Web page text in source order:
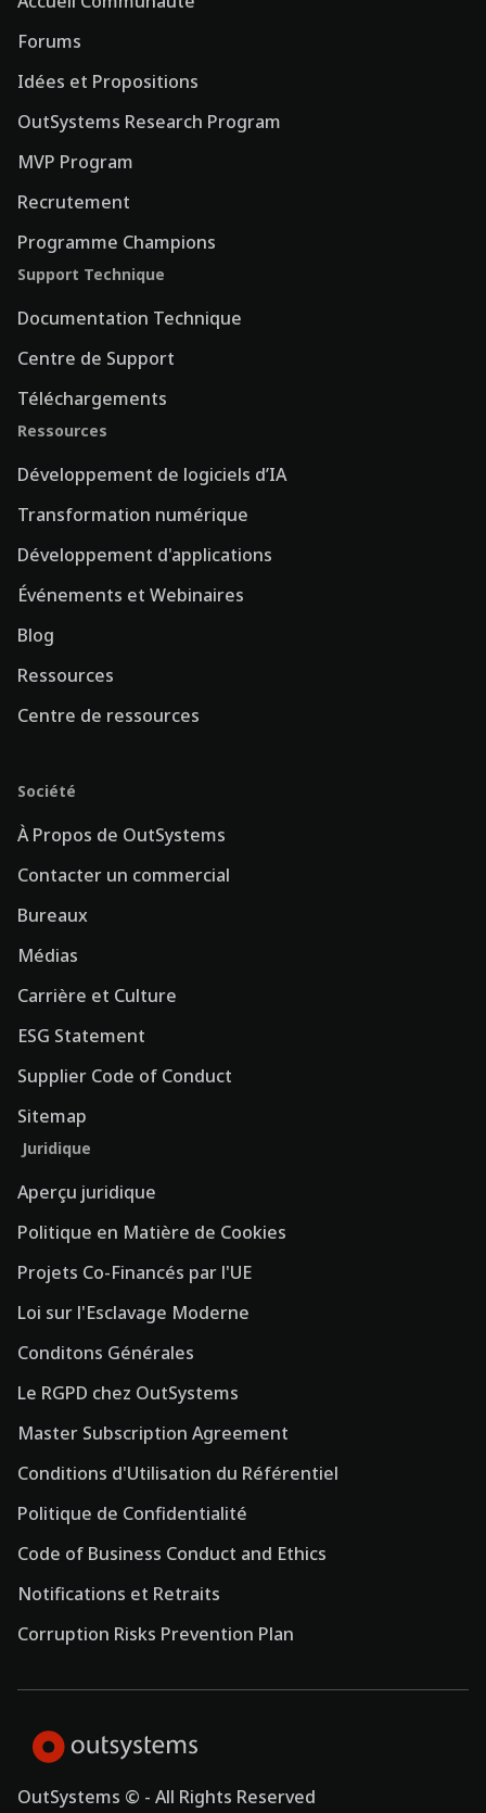
Forums
Idées et Propositions
OutSystems Research Program
MVP Program
Recrutement
Programme Champions
Support Technique
Documentation Technique
Centre de Support
Téléchargements
Ressources
Développement de logiciels d’IA
Transformation numérique
Développement d'applications
Événements et Webinaires
Blog
Ressources
Centre de ressources
Société
À Propos de OutSystems
Contacter un commercial
Bureaux
Médias
Carrière et Culture
ESG Statement
Supplier Code of Conduct
Sitemap
Juridique
Aperçu juridique
Politique en Matière de Cookies
Projets Co-Financés par l'UE
Loi sur l'Esclavage Moderne
Conditons Générales
Le RGPD chez OutSystems
Master Subscription Agreement
Conditions d'Utilisation du Référentiel
Politique de Confidentialité
Code of Business Conduct and Ethics
Notifications et Retraits
Corruption Risks Prevention Plan
OutSystems © - All Rights Reserved